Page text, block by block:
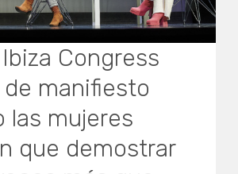
Congress
manifiesto
las mujeres
que demostrar